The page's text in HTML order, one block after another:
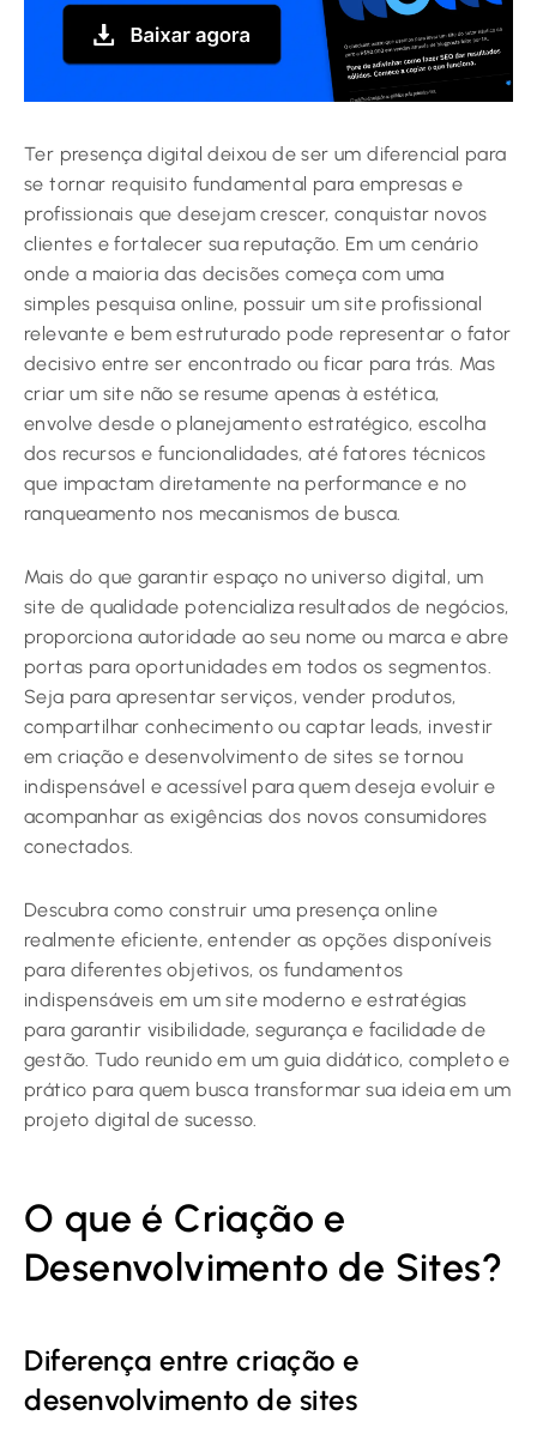
Ter presença digital deixou de ser um diferencial para
se tornar requisito fundamental para empresas e
profissionais que desejam crescer, conquistar novos
clientes e fortalecer sua reputação. Em um cenário
onde a maioria das decisões começa com uma
simples pesquisa online, possuir um site profissional
relevante e bem estruturado pode representar o fator
decisivo entre ser encontrado ou ficar para trás. Mas
criar um site não se resume apenas à estética,
envolve desde o planejamento estratégico, escolha
dos recursos e funcionalidades, até fatores técnicos
que impactam diretamente na performance e no
ranqueamento nos mecanismos de busca.
Mais do que garantir espaço no universo digital, um
site de qualidade potencializa resultados de negócios,
proporciona autoridade ao seu nome ou marca e abre
portas para oportunidades em todos os segmentos.
Seja para apresentar serviços, vender produtos,
compartilhar conhecimento ou captar leads, investir
em criação e desenvolvimento de sites se tornou
indispensável e acessível para quem deseja evoluir e
acompanhar as exigências dos novos consumidores
conectados.
Descubra como construir uma presença online
realmente eficiente, entender as opções disponíveis
para diferentes objetivos, os fundamentos
indispensáveis em um site moderno e estratégias
para garantir visibilidade, segurança e facilidade de
gestão. Tudo reunido em um guia didático, completo e
prático para quem busca transformar sua ideia em um
projeto digital de sucesso.
O que é Criação e
Desenvolvimento de Sites?
Diferença entre criação e
desenvolvimento de sites